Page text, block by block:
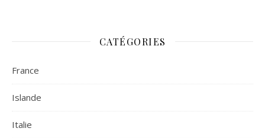
CATÉGORIES
France
Islande
Italie